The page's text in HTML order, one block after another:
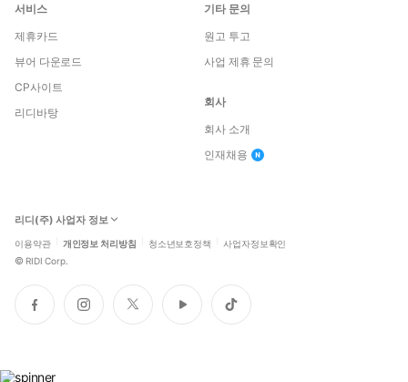
서비스
제휴카드
뷰어 다운로드
CP사이트
리디바탕
기타 문의
원고 투고
사업 제휴 문의
회사
회사 소개
인재채용
리디(주) 사업자 정보
이용약관 개인정보 처리방침 청소년보호정책 사업자정보확인
© RIDI Corp.
페
이
인
스
트
위
유
튜
틱
톡